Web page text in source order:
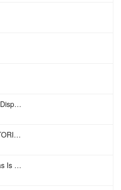
Achille Lauro – Amore Disperato
Tananai, Annalisa – STORIE BREVI
All I Want For Christmas Is You – Mariah Carey